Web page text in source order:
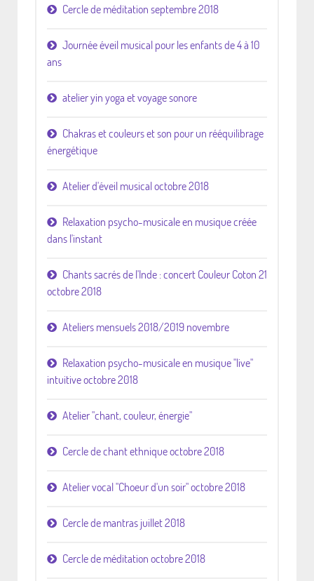
Cercle de méditation septembre 2018
Journée éveil musical pour les enfants de 4 à 10
ans
atelier yin yoga et voyage sonore
Chakras et couleurs et son pour un rééquilibrage
énergétique
Atelier d'éveil musical octobre 2018
Relaxation psycho-musicale en musique créée
dans l'instant
Chants sacrés de l'Inde : concert Couleur Coton 21
octobre 2018
Ateliers mensuels 2018/2019 novembre
Relaxation psycho-musicale en musique "live"
intuitive octobre 2018
Atelier "chant, couleur, énergie"
Cercle de chant ethnique octobre 2018
Atelier vocal "Choeur d'un soir" octobre 2018
Cercle de mantras juillet 2018
Cercle de méditation octobre 2018